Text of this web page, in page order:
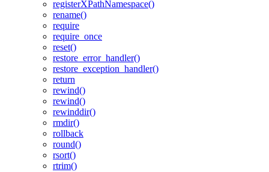
registerXPathNamespace()
rename()
require
require_once
reset()
restore_error_handler()
restore_exception_handler()
return
rewind()
rewind()
rewinddir()
rmdir()
rollback
round()
rsort()
rtrim()